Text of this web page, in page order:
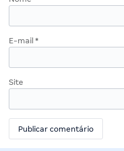
E-mail *
Site